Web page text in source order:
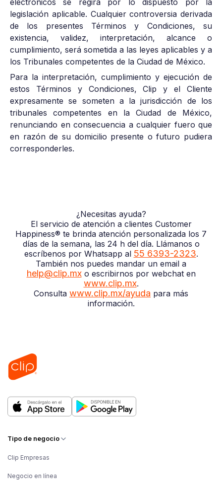
electrónicos se regirá por lo dispuesto por la
legislación aplicable. Cualquier controversia derivada
de los presentes Términos y Condiciones, su
existencia, validez, interpretación, alcance o
cumplimiento, será sometida a las leyes aplicables y a
los Tribunales competentes de la Ciudad de México.
Para la interpretación, cumplimiento y ejecución de
estos Términos y Condiciones, Clip y el Cliente
expresamente se someten a la jurisdicción de los
tribunales competentes en la Ciudad de México,
renunciando en consecuencia a cualquier fuero que
en razón de su domicilio presente o futuro pudiera
corresponderles.
¿Necesitas ayuda?
El servicio de atención a clientes Customer
Happiness® te brinda atención personalizada los 7
días de la semana, las 24 h del día. Llámanos o
escríbenos por Whatsapp al 55 6393-2323.
También nos puedes mandar un email a
help@clip.mxo escribirnos por webchat en
www.clip.mx.
Consulta www.clip.mx/ayuda para más
información.
Tipo de negocio
Clip Empresas
Negocio en línea